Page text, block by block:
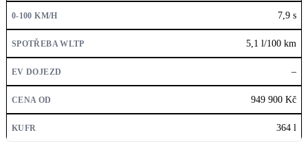
7,9 s
5,1 l/100 km
–
949 900 Kč
364 l